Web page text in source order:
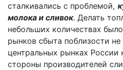
сталкивались с проблемой,
молока и сливок. Делать
небольших количествах
рынков сбыта поблизости
центральных рынках России
стороны производителей